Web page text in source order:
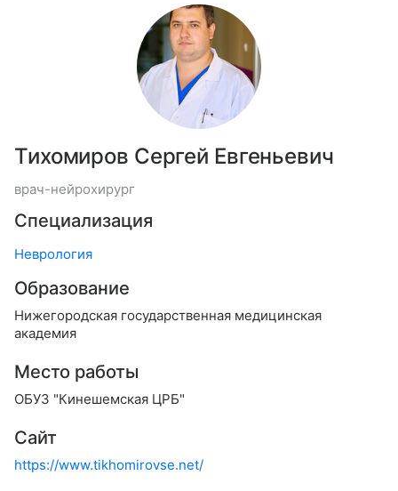
Тихомиров Сергей Евгеньевич
врач-нейрохирург
Специализация
Неврология
Образование
Нижегородская государственная медицинская
академия
Место работы
ОБУЗ "Кинешемская ЦРБ"
Сайт
https://www.tikhomirovse.net/